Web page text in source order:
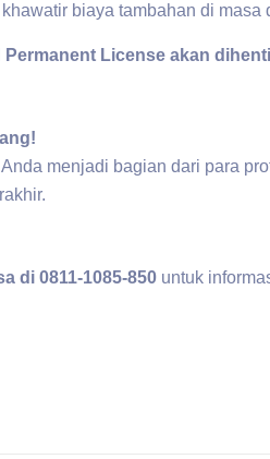
biaya tambahan di masa
Permanent License akan
menjadi bagian dari para
di 0811-1085-850 untuk